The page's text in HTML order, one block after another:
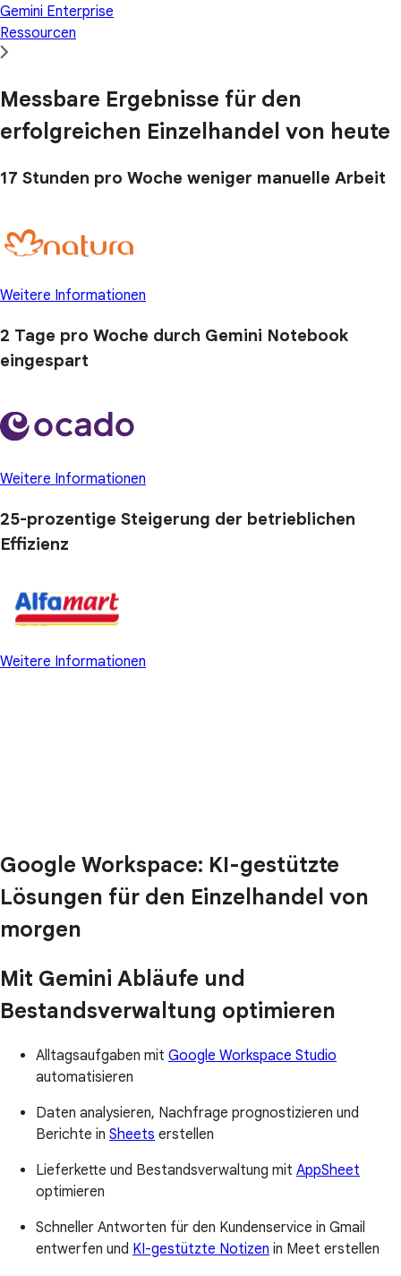
Gemini Enterprise
Ressourcen
Messbare Ergebnisse für den
erfolgreichen Einzelhandel von heute
17 Stunden pro Woche weniger manuelle Arbeit
Weitere Informationen
2 Tage pro Woche durch Gemini Notebook
eingespart
Weitere Informationen
25-prozentige Steigerung der betrieblichen
Effizienz
Weitere Informationen
Google Workspace: KI-gestützte
Lösungen für den Einzelhandel von
morgen
Mit Gemini Abläufe und
Bestandsverwaltung optimieren
Alltagsaufgaben mit Google Workspace Studio
automatisieren
Daten analysieren, Nachfrage prognostizieren und
Berichte in Sheets erstellen
Lieferkette und Bestandsverwaltung mit AppSheet
optimieren
Schneller Antworten für den Kundenservice in Gmail
entwerfen und KI-gestützte Notizen in Meet erstellen